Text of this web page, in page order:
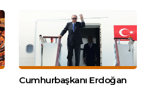
Cumhurbaşkanı Erdoğan